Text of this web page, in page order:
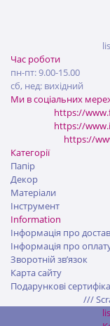
Категорії
Папір
Декор
Матеріали
Інструмент
Information
Інформація про
Інформація про
Зворотній зв’язок
Карта сайту
Подарункові
Час роботи
пн-пт: 9.00-15.00
сб, нед: вихідний
Ми в соціальних
https://
https://
https://
///